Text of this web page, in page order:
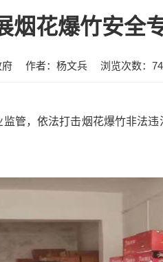
烟花爆竹安全
作者：杨文兵 浏览次数：
管，依法打击烟花爆竹非法